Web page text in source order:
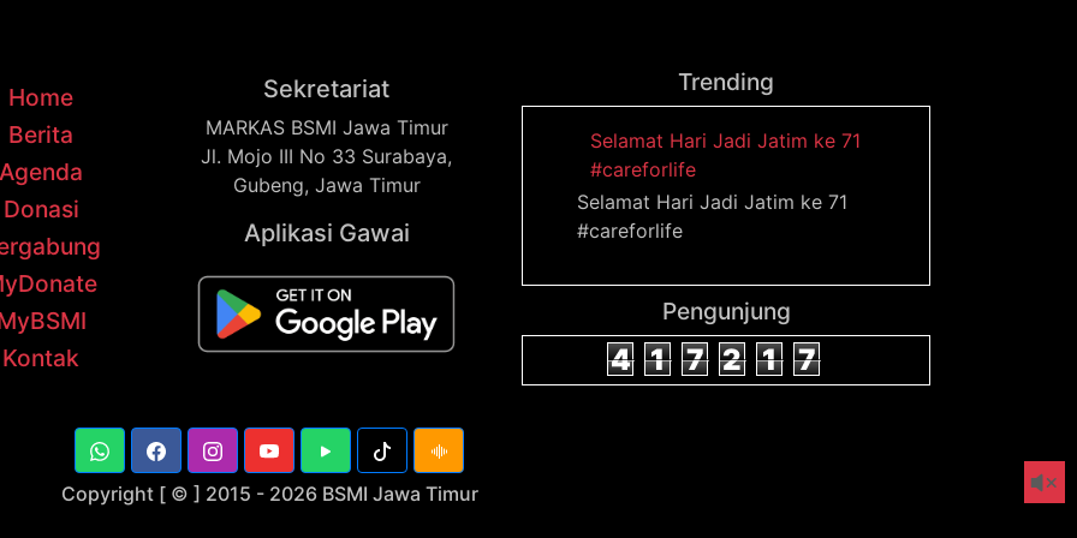
Home
Berita
Agenda
Donasi
Kontak
Sekretariat
MARKAS BSMI Jawa Timur
Jl. Mojo III No 33 Surabaya,
Gubeng, Jawa Timur
Aplikasi Gawai
Trending
Selamat Hari Jadi Jatim ke 71
#careforlife
Selamat Hari Jadi Jatim ke 71
#careforlife
Pengunjung
4 1 7 2 1 7
Copyright [ © ] 2015 - 2026 BSMI Jawa Timur